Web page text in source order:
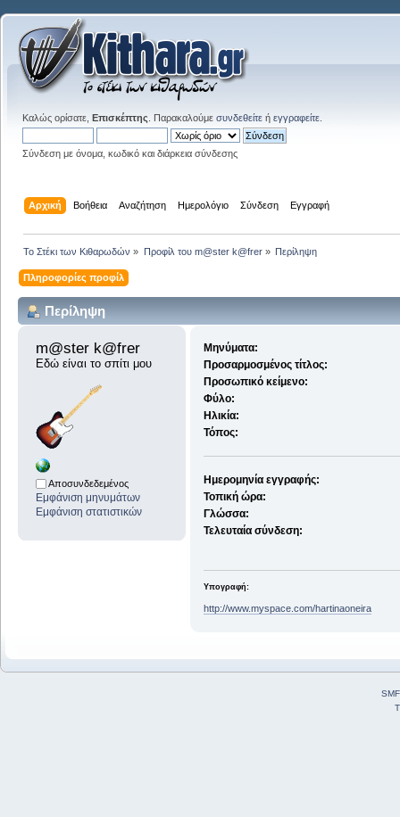
Καλώς ορίσατε, Επισκέπτης . Παρακαλούμε συνδεθείτε ή εγγραφείτε
Σύνδεση με όνομα, κωδικό και διάρκεια σύνδεσης
Αρχική Βοήθεια Αναζήτηση Ημερολόγιο Σύνδεση Εγγραφή
Το Στέκι των Κιθαρωδών » Προφίλ του m@ster k@frer» Περίληψη
Πληροφορίες προφίλ
Περίληψη
m@ster k@frer
Εδώ είναι το σπίτι μου
Αποσυνδεδεμένος
Εμφάνιση μηνυμάτων
Εμφάνιση στατιστικών
Μηνύματα:
Προσαρμοσμένος τίτλος:
Προσωπικό κείμενο:
Φύλο:
Ηλικία:
Τόπος:
Ημερομηνία εγγραφής:
Τοπική ώρα:
Γλώσσα:
Τελευταία σύνδεση:
Υπογραφή:
http://www.myspace.com/hartinaoneira